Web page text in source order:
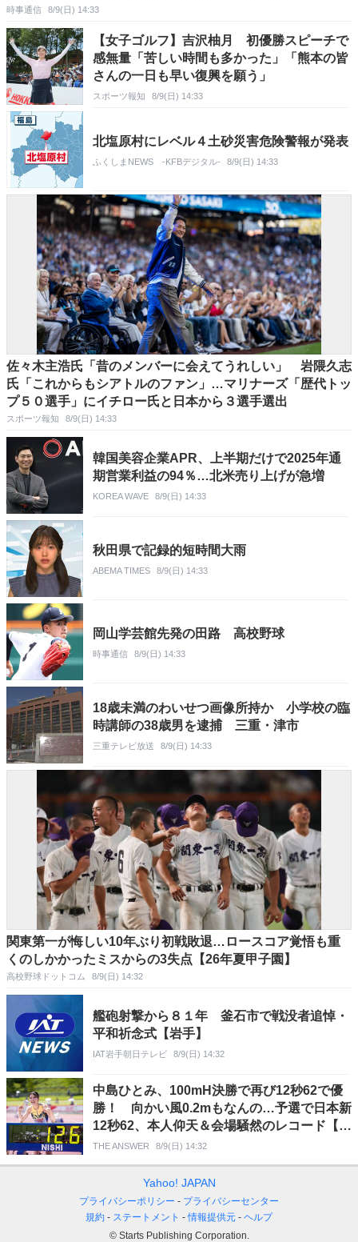
時事通信 8/9(日) 14:33
【女子ゴルフ】吉沢柚月 初優勝スピーチで
感無量「苦しい時間も多かった」「熊本の皆
さんの一日も早い復興を願う」
スポーツ報知 8/9(日) 14:33
北塩原村にレベル４土砂災害危険警報が発表
ふくしまNEWS -KFBデジタル- 8/9(日) 14:33
佐々木主浩氏「昔のメンバーに会えてうれしい」 岩隈久志
氏「これからもシアトルのファン」…マリナーズ「歴代トッ
プ５０選手」にイチロー氏と日本から３選手選出
スポーツ報知 8/9(日) 14:33
韓国美容企業APR、上半期だけで2025年通
期営業利益の94％…北米売り上げが急増
KOREA WAVE 8/9(日) 14:33
秋田県で記録的短時間大雨
ABEMA TIMES 8/9(日) 14:33
岡山学芸館先発の田路 高校野球
時事通信 8/9(日) 14:33
18歳未満のわいせつ画像所持か 小学校の臨
時講師の38歳男を逮捕 三重・津市
三重テレビ放送 8/9(日) 14:33
関東第一が悔しい10年ぶり初戦敗退…ロースコア覚悟も重
くのしかかったミスからの3失点【26年夏甲子園】
高校野球ドットコム 8/9(日) 14:32
艦砲射撃から８１年 釜石市で戦没者追悼・
平和祈念式【岩手】
IAT岩手朝日テレビ 8/9(日) 14:32
中島ひとみ、100mH決勝で再び12秒62で優
勝！ 向かい風0.2mもなんの…予選で日本新
12秒62、本人仰天＆会場騒然のレコード【富
士北麓WT】
THE ANSWER 8/9(日) 14:32
Yahoo! JAPAN
プライバシーポリシー
プライバシーセンター
規約
ステートメント 情報提供元
ヘルプ
© Starts Publishing Corporation.